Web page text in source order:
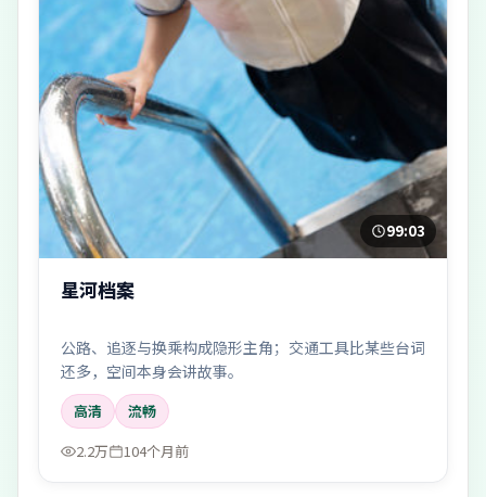
99:03
星河档案
公路、追逐与换乘构成隐形主角；交通工具比某些台词
还多，空间本身会讲故事。
高清
流畅
2.2万
104个月前